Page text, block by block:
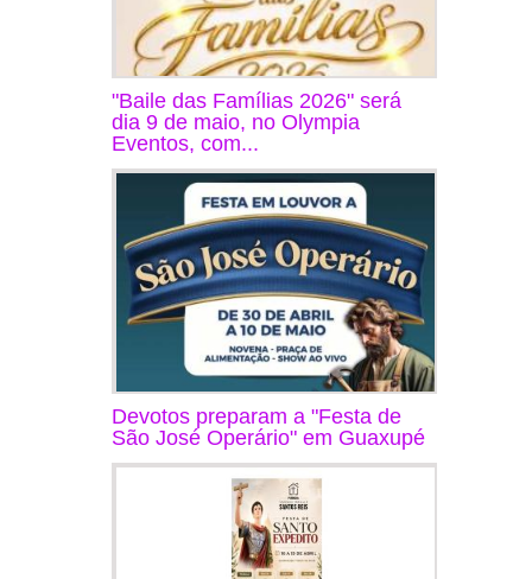
"Baile das Famílias 2026" será
dia 9 de maio, no Olympia
Eventos, com...
Devotos preparam a "Festa de
São José Operário" em Guaxupé